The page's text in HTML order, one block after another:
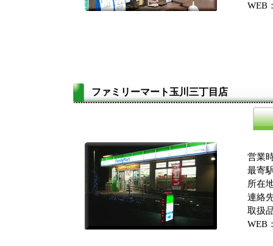
WEB
ファミリーマート玉川三丁目店
営業
最寄
所在
連絡
取扱
WEB